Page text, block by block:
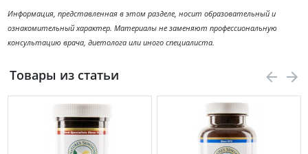
Информация, представленная в этом разделе, носит образовательный и
ознакомительный характер. Материалы не заменяют профессиональную
консультацию врача, диетолога или иного специалиста.
Товары из статьи